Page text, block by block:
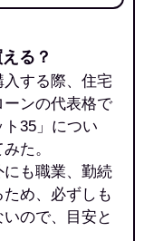
る？
する際、住宅
ンの代表格で
35」につい
た。
も職業、勤続
め、必ずしも
ので、目安と